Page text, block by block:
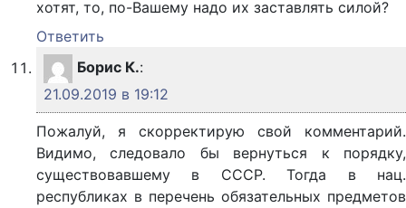
хотят, то, по-Вашему надо их заставлять силой?
Ответить
Борис К.:
21.09.2019 в 19:12
Пожалуй, я скорректирую свой комментарий.
Видимо, следовало бы вернуться к порядку,
существовавшему в СССР. Тогда в нац.
республиках в перечень обязательных предметов